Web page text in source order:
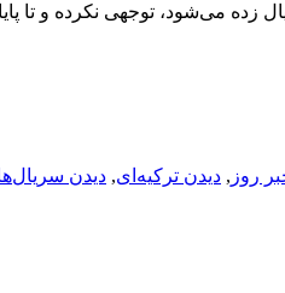
می‌شود، توجهی نکرده و تا
روز , دیدن ترکیه‌ای, دیدن